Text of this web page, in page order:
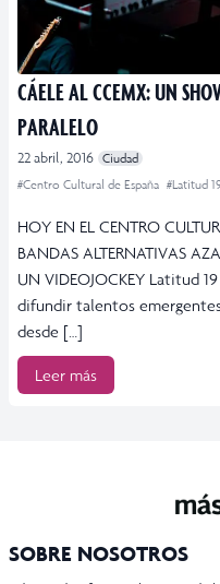
CÁELE AL CCEMX: UN
PARALELO
22 abril, 2016 Ciudad
#Centro Cultural de España #Latitud
HOY EN EL CENTRO
BANDAS ALTERNATIVAS
UN VIDEOJOCKEY Latitud
difundir talentos
desde […]
Leer más
SOBRE NOSOTROS